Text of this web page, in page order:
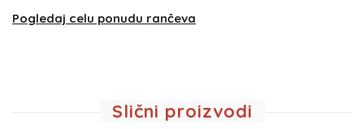
Pogledaj celu ponudu rančeva
Slični proizvodi